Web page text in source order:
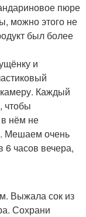
пюре
можно этого не
был более
и
Каждый
чтобы
нём не
Мешаем очень
6 часов вечера,
Выжала сок из
Сохрани